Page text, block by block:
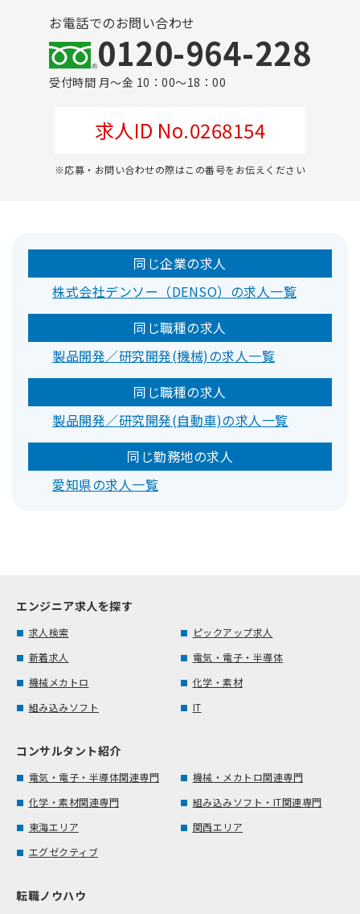
お電話でのお問い合わせ
0120-964-228
受付時間 月～金 10：00～18：00
求人ID No.0268154
※応募・お問い合わせの際はこの番号をお伝えください
同じ企業の求人
株式会社デンソー（DENSO）の求人一覧
同じ職種の求人
製品開発／研究開発(機械)の求人一覧
同じ職種の求人
製品開発／研究開発(自動車)の求人一覧
同じ勤務地の求人
愛知県の求人一覧
エンジニア求人を探す
求人検索
ピックアップ求人
新着求人
電気・電子・半導体
機械メカトロ
化学・素材
組み込みソフト
IT
コンサルタント紹介
電気・電子・半導体関連専門
機械・メカトロ関連専門
化学・素材関連専門
組み込みソフト・IT関連専門
東海エリア
関西エリア
エグゼクティブ
転職ノウハウ